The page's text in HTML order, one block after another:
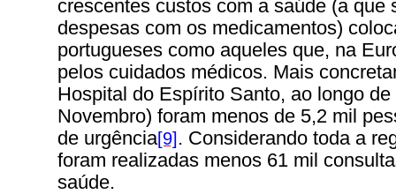
crescentes custos com a saúde (a que
despesas com os medicamentos)
portugueses como aqueles que, na
pelos cuidados médicos. Mais
Hospital do Espírito Santo, ao longo de
Novembro) foram menos de 5,2 mil
de urgência[9] . Considerando toda a
foram realizadas menos 61 mil
saúde.